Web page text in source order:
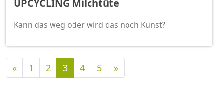
UPCYCLING Milchtüte
Kann das weg oder wird das noch Kunst?
«Vorherige
1 2 3 4 5 »Nächste